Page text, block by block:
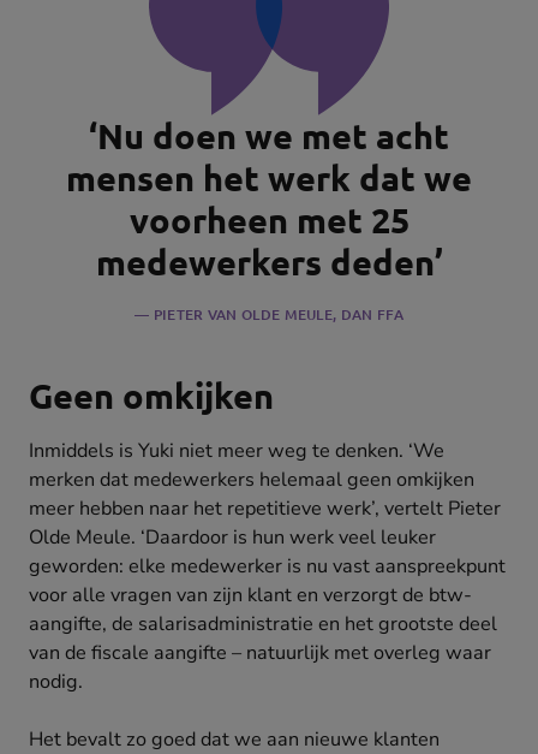
‘Nu doen we met acht
mensen het werk dat we
voorheen met 25
medewerkers deden’
PIETER VAN OLDE MEULE, DAN FFA
Geen omkijken
Inmiddels is Yuki niet meer weg te denken. ‘We
merken dat medewerkers helemaal geen omkijken
meer hebben naar het repetitieve werk’, vertelt Pieter
Olde Meule. ‘Daardoor is hun werk veel leuker
geworden: elke medewerker is nu vast aanspreekpunt
voor alle vragen van zijn klant en verzorgt de btw-
aangifte, de salarisadministratie en het grootste deel
van de fiscale aangifte – natuurlijk met overleg waar
nodig.
Het bevalt zo goed dat we aan nieuwe klanten